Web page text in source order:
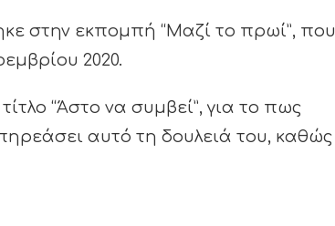
στην εκπομπή “Μαζί το πρωί”, που
2020.
“Άστο να συμβεί”, για το πως
αυτό τη δουλειά του, καθώς